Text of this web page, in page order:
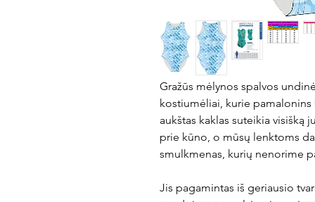
Gražūs mėlynos spalvos
kostiumėliai, kurie pamalonins
aukštas kaklas suteikia
prie kūno, o mūsų lenktoms
smulkmenas, kurių nenorime
Jis pagamintas iš geriausio